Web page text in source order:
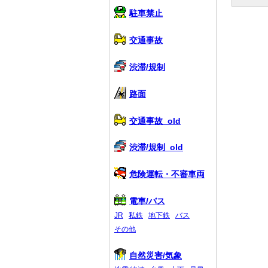
駐車禁止
交通事故
渋滞/規制
路面
交通事故_old
渋滞/規制_old
危険運転・不審車両
電車/バス
JR 私鉄 地下鉄
バス
その他
自然災害/気象